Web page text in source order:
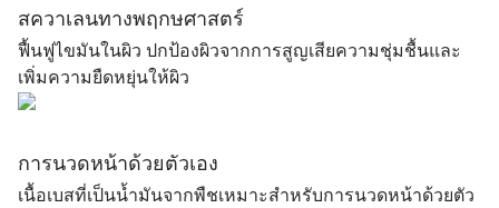
สควาเลนทางพฤกษศาสตร์
ฟื้นฟูไขมันในผิว ปกป้องผิวจากการสูญเสียความชุ่มชื้นและ
เพิ่มความยืดหยุ่นให้ผิว
การนวดหน้าด้วยตัวเอง
เนื้อเบสที่เป็นน้ำมันจากพืชเหมาะสำหรับการนวดหน้าด้วยตัว